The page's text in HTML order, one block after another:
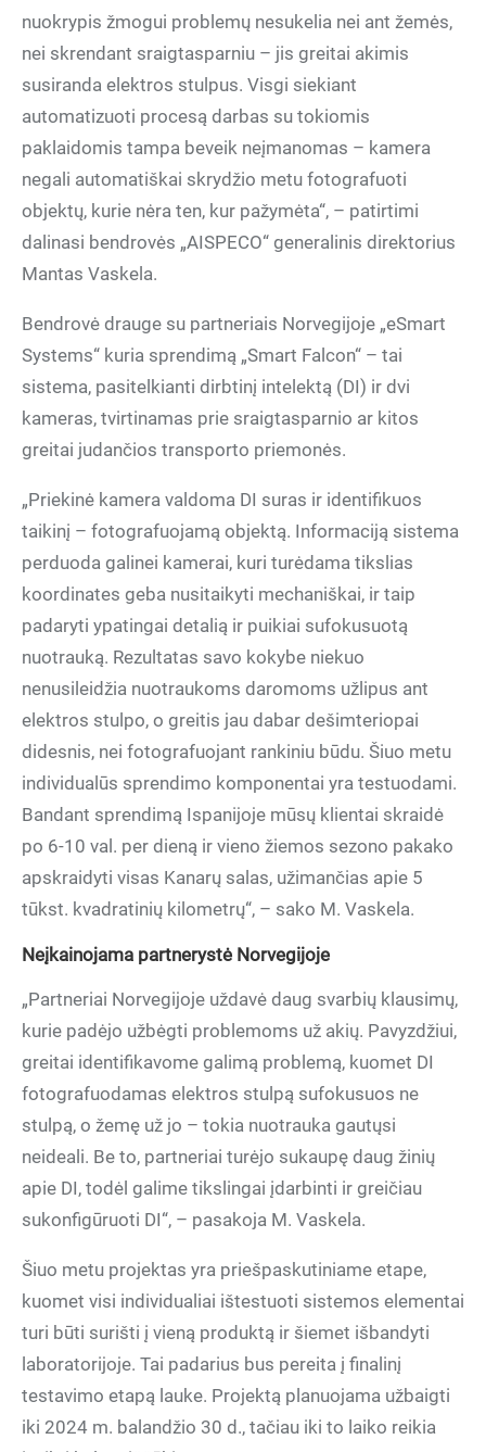
nuokrypis žmogui problemų nesukelia nei ant žemės,
nei skrendant sraigtasparniu – jis greitai akimis
susiranda elektros stulpus. Visgi siekiant
automatizuoti procesą darbas su tokiomis
paklaidomis tampa beveik neįmanomas – kamera
negali automatiškai skrydžio metu fotografuoti
objektų, kurie nėra ten, kur pažymėta“, – patirtimi
dalinasi bendrovės „AISPECO“ generalinis direktorius
Mantas Vaskela.
Bendrovė drauge su partneriais Norvegijoje „eSmart
Systems“ kuria sprendimą „Smart Falcon“ – tai
sistema, pasitelkianti dirbtinį intelektą (DI) ir dvi
kameras, tvirtinamas prie sraigtasparnio ar kitos
greitai judančios transporto priemonės.
„Priekinė kamera valdoma DI suras ir identifikuos
taikinį – fotografuojamą objektą. Informaciją sistema
perduoda galinei kamerai, kuri turėdama tikslias
koordinates geba nusitaikyti mechaniškai, ir taip
padaryti ypatingai detalią ir puikiai sufokusuotą
nuotrauką. Rezultatas savo kokybe niekuo
nenusileidžia nuotraukoms daromoms užlipus ant
elektros stulpo, o greitis jau dabar dešimteriopai
didesnis, nei fotografuojant rankiniu būdu. Šiuo metu
individualūs sprendimo komponentai yra testuodami.
Bandant sprendimą Ispanijoje mūsų klientai skraidė
po 6-10 val. per dieną ir vieno žiemos sezono pakako
apskraidyti visas Kanarų salas, užimančias apie 5
tūkst. kvadratinių kilometrų“, – sako M. Vaskela.
Neįkainojama partnerystė Norvegijoje
„Partneriai Norvegijoje uždavė daug svarbių klausimų,
kurie padėjo užbėgti problemoms už akių. Pavyzdžiui,
greitai identifikavome galimą problemą, kuomet DI
fotografuodamas elektros stulpą sufokusuos ne
stulpą, o žemę už jo – tokia nuotrauka gautųsi
neideali. Be to, partneriai turėjo sukaupę daug žinių
apie DI, todėl galime tikslingai įdarbinti ir greičiau
sukonfigūruoti DI“, – pasakoja M. Vaskela.
Šiuo metu projektas yra priešpaskutiniame etape,
kuomet visi individualiai ištestuoti sistemos elementai
turi būti surišti į vieną produktą ir šiemet išbandyti
laboratorijoje. Tai padarius bus pereita į finalinį
testavimo etapą lauke. Projektą planuojama užbaigti
iki 2024 m. balandžio 30 d., tačiau iki to laiko reikia